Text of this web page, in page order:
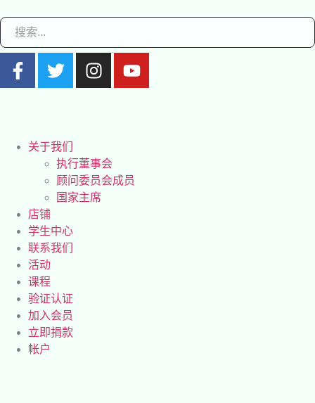
关于我们
执行董事会
顾问委员会成员
国家主席
店铺
学生中心
联系我们
活动
课程
验证认证
加入会员
立即捐款
帐户